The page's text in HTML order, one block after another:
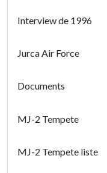
Interview de 1996
Jurca Air Force
Documents
MJ-2 Tempete
MJ-2 Tempete liste